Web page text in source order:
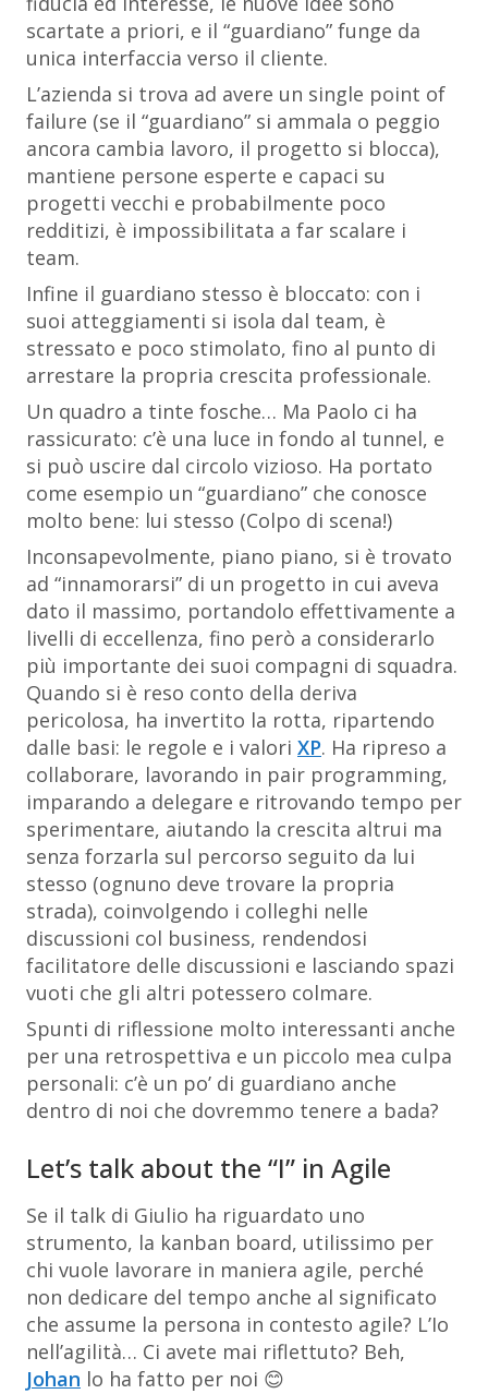
scartate a priori, e il “guardiano” funge da
unica interfaccia verso il cliente.
L’azienda si trova ad avere un single point of
failure (se il “guardiano” si ammala o peggio
ancora cambia lavoro, il progetto si blocca),
mantiene persone esperte e capaci su
progetti vecchi e probabilmente poco
redditizi, è impossibilitata a far scalare i
team.
Infine il guardiano stesso è bloccato: con i
suoi atteggiamenti si isola dal team, è
stressato e poco stimolato, fino al punto di
arrestare la propria crescita professionale.
Un quadro a tinte fosche… Ma Paolo ci ha
rassicurato: c’è una luce in fondo al tunnel, e
si può uscire dal circolo vizioso. Ha portato
come esempio un “guardiano” che conosce
molto bene: lui stesso (Colpo di scena!)
Inconsapevolmente, piano piano, si è trovato
ad “innamorarsi” di un progetto in cui aveva
dato il massimo, portandolo effettivamente a
livelli di eccellenza, fino però a considerarlo
più importante dei suoi compagni di squadra.
Quando si è reso conto della deriva
pericolosa, ha invertito la rotta, ripartendo
dalle basi: le regole e i valori XP. Ha ripreso a
collaborare, lavorando in pair programming,
imparando a delegare e ritrovando tempo per
sperimentare, aiutando la crescita altrui ma
senza forzarla sul percorso seguito da lui
stesso (ognuno deve trovare la propria
strada), coinvolgendo i colleghi nelle
discussioni col business, rendendosi
facilitatore delle discussioni e lasciando spazi
vuoti che gli altri potessero colmare.
Spunti di riflessione molto interessanti anche
per una retrospettiva e un piccolo mea culpa
personali: c’è un po’ di guardiano anche
dentro di noi che dovremmo tenere a bada?
Let’s talk about the “I” in Agile
Se il talk di Giulio ha riguardato uno
strumento, la kanban board, utilissimo per
chi vuole lavorare in maniera agile, perché
non dedicare del tempo anche al significato
che assume la persona in contesto agile? L’Io
nell’agilità… Ci avete mai riflettuto? Beh,
Johan lo ha fatto per noi 😊